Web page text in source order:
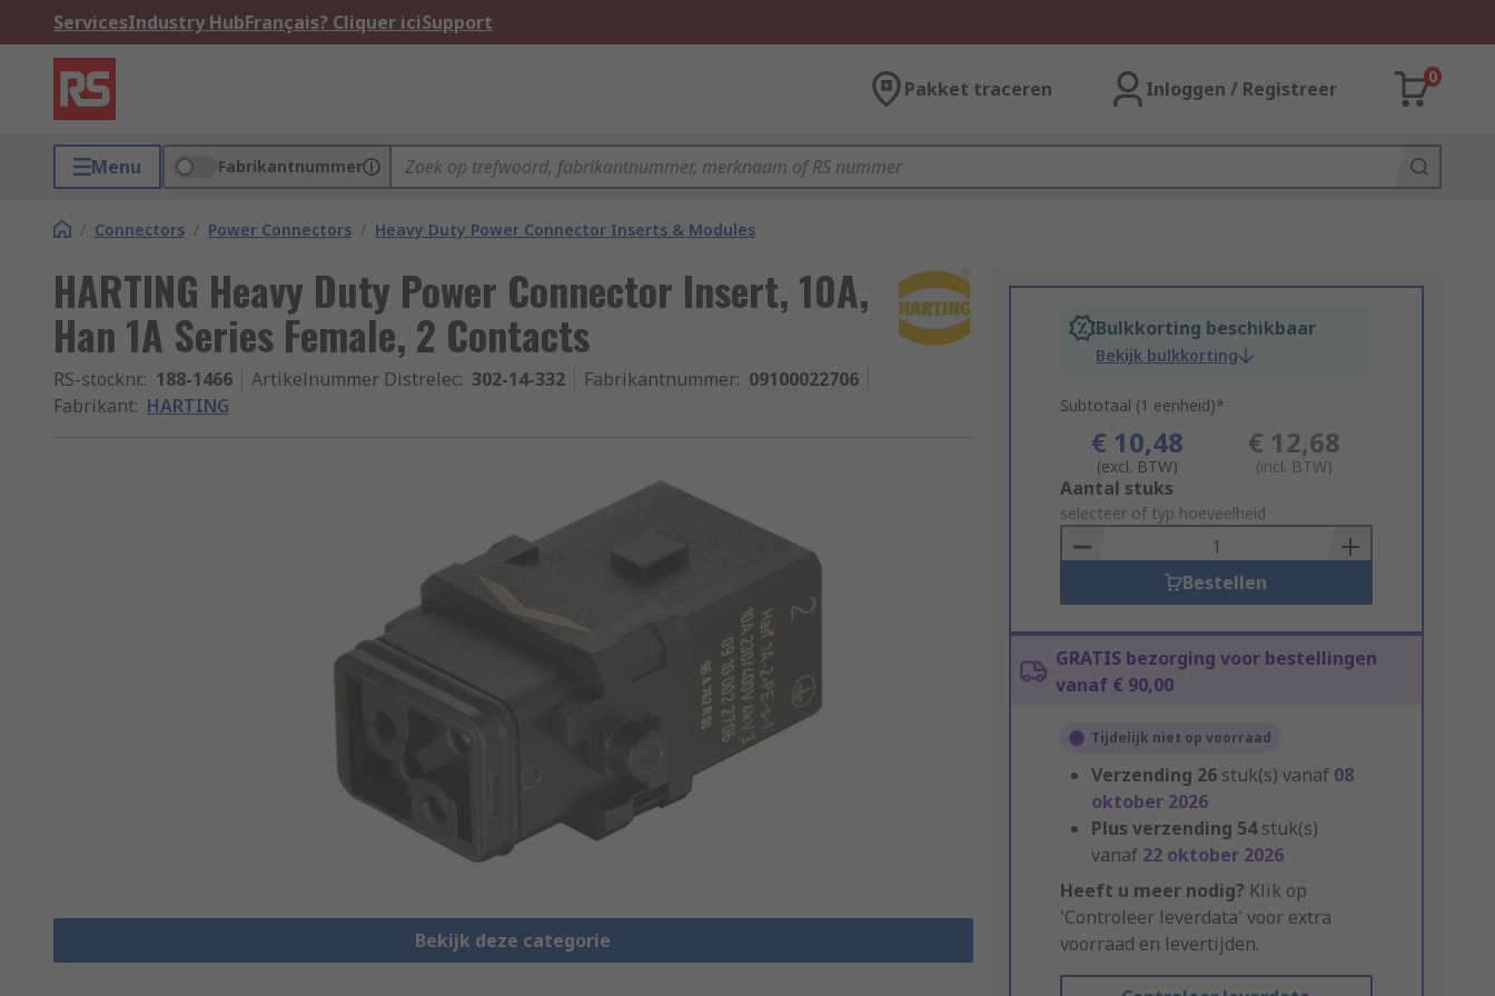
ServicesIndustry HubFrançais? Cliquer iciSupport
Pakket traceren Inloggen / Registreer
0
Menu Fabrikantnummer
/ Connectors / Power Connectors / Heavy Duty Power Connector Inserts & Modules
HARTING Heavy Duty Power Connector Insert, 10A,
Han 1A Series Female, 2 Contacts
RS-stocknr.: 188-1466 Artikelnummer Distrelec: 302-14-332 Fabrikantnummer: 09100022706
Fabrikant: HARTING
Bekijk deze categorie
Bulkkorting beschikbaar
Bekijk bulkkorting
Subtotaal (1 eenheid)*
€ 10,48
(excl. BTW)
€ 12,68
(incl. BTW)
Add
to
Basket
Aantal stuks
selecteer of typ hoeveelheid
Bestellen
GRATIS bezorging voor bestellingen
vanaf € 90,00
Tijdelijk niet op voorraad
Verzending 26 stuk(s) vanaf 08
oktober 2026
Plus verzending 54stuk(s)
vanaf 22 oktober 2026
Heeft u meer nodig? Klik op
'Controleer leverdata' voor extra
voorraad en levertijden.